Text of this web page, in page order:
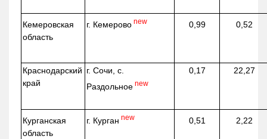
Кемеровская
область
г. Кемерово new 0,99 0,52
Краснодарский
край
г. Сочи, с.
Раздольное new
0,17 22,27
Курганская
область
г. Курган new 0,51 2,22